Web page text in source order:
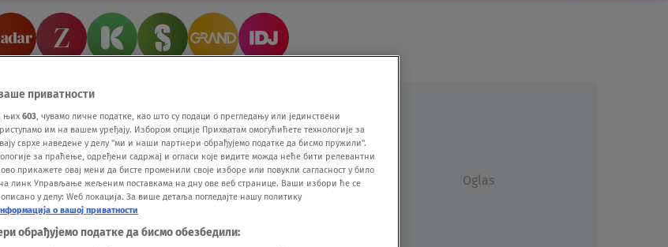
Oglas
приватности
њих 603, чувамо личне податке, као што су подаци о прегледању или јединствени
им на вашем уређају. Избором опције Прихватам омогућићете технологије за
сврхе наведене у делу "ми и наши партнери обрађујемо податке да бисмо пружили".
за праћење, одређени садржај и огласи које видите можда неће бити релевантни
прикажете овај мени да бисте променили своје изборе или повукли сагласност у било
линк Управљање жељеним поставкама на дну ове веб странице. Ваши избори ће се
у делу: Wеб локација. За више детаља погледајте нашу политику
о вашој приватности
обрађујемо податке да бисмо обезбедили: